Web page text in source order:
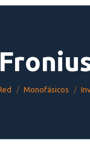
Monofásicos